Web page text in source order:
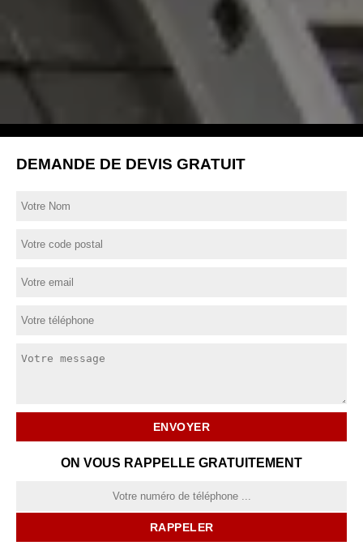
DEMANDE DE DEVIS GRATUIT
ON VOUS RAPPELLE GRATUITEMENT